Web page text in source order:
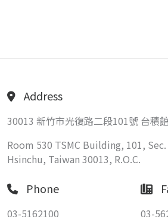
Address
30013 新竹市光復路二段101號 台積
Room 530 TSMC Building, 101,
Hsinchu, Taiwan 30013, R.O.C.
Phone
03-5162100 03-